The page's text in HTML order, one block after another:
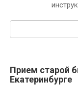
Прием старой
Екатеринбурге